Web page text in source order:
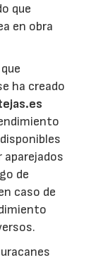
que
en obra
ha creado
aparejados
de
caso de